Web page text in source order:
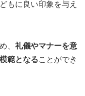
もに良い印象を与え
、 礼儀やマナーを意
範となることができ